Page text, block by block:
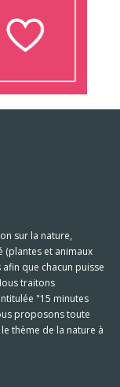
sur la nature,
et animaux
que chacun puisse
traitons
"15 minutes
proposons toute
thème de la nature à